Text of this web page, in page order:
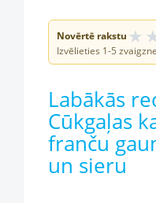
Novērtē rakstu ★
Izvēlieties 1-5
Labākās
Cūkgaļas
franču
un sieru